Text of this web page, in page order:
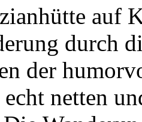
auf
durch
der
echt netten